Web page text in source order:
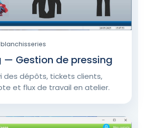
— Gestion de pressing
des dépôts, tickets clients,
et flux de travail en atelier.